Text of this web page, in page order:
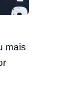
mais